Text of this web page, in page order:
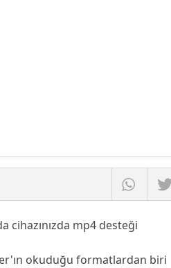
cihazınızda mp4 desteği
okuduğu formatlardan biri